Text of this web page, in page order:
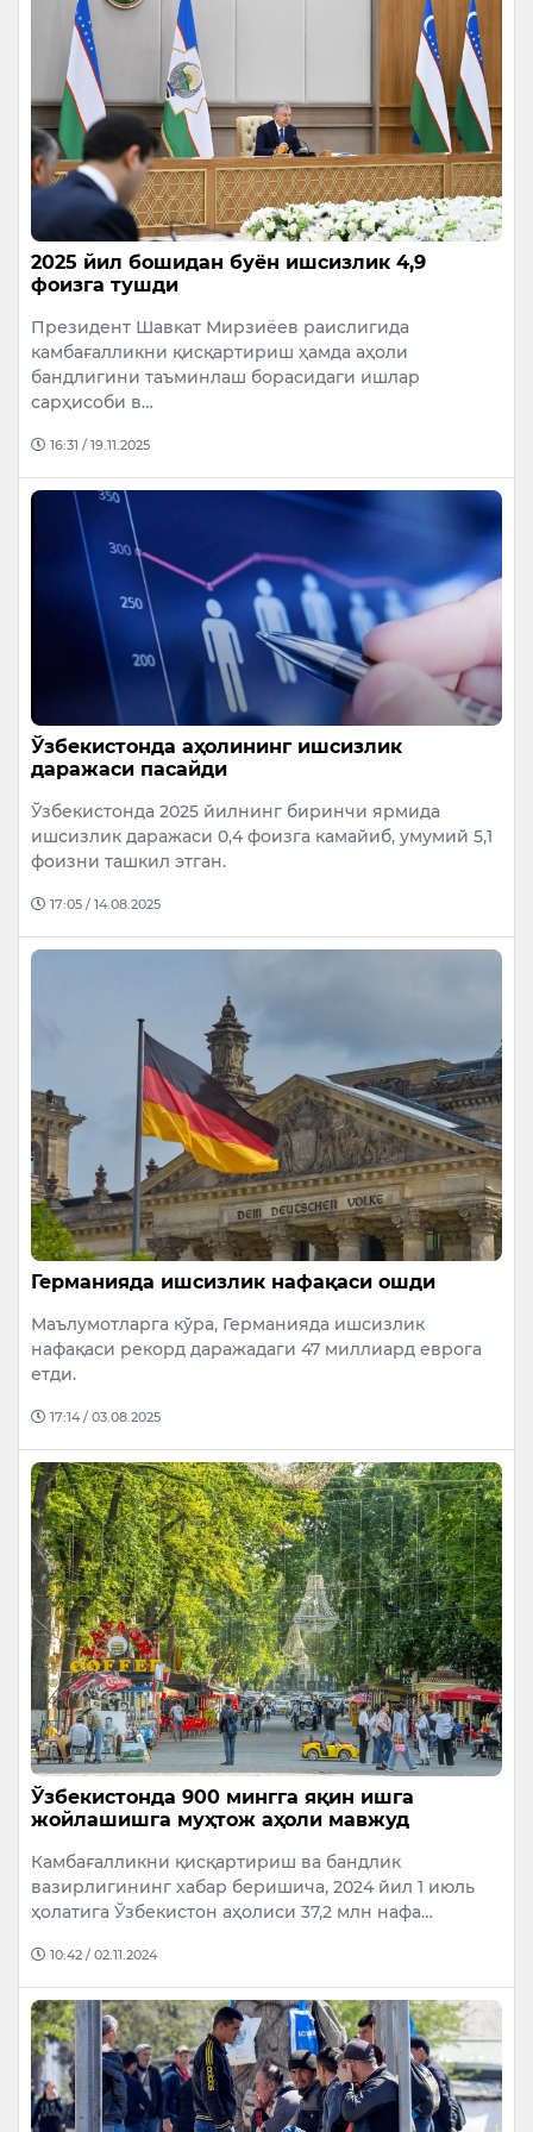
2025 йил бошидан буён ишсизлик 4,9
фоизга тушди
Президент Шавкат Мирзиёев раислигида
камбағалликни қисқартириш ҳамда аҳоли
бандлигини таъминлаш борасидаги ишлар
сарҳисоби в…
16:31 / 19.11.2025
Ўзбекистонда аҳолининг ишсизлик
даражаси пасайди
Ўзбекистонда 2025 йилнинг биринчи ярмида
ишсизлик даражаси 0,4 фоизга камайиб, умумий 5,1
фоизни ташкил этган.
17:05 / 14.08.2025
Германияда ишсизлик нафақаси ошди
Маълумотларга кўра, Германияда ишсизлик
нафақаси рекорд даражадаги 47 миллиард еврога
етди.
17:14 / 03.08.2025
Ўзбекистонда 900 мингга яқин ишга
жойлашишга муҳтож аҳоли мавжуд
Камбағалликни қисқартириш ва бандлик
вазирлигининг хабар беришича, 2024 йил 1 июль
ҳолатига Ўзбекистон аҳолиси 37,2 млн нафа…
10:42 / 02.11.2024